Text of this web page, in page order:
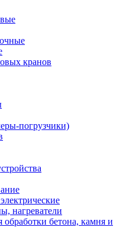
кранов
погрузчики)
нагреватели
обработки бетона, камня и